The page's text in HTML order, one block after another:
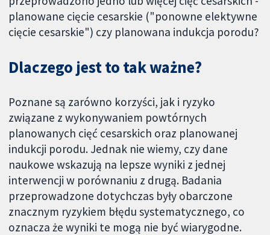
planowane cięcie cesarskie ("ponowne elektywne
cięcie cesarskie") czy planowana indukcja porodu?
Dlaczego jest to tak ważne?
Poznane są zarówno korzyści, jak i ryzyko
związane z wykonywaniem powtórnych
planowanych cięć cesarskich oraz planowanej
indukcji porodu. Jednak nie wiemy, czy dane
naukowe wskazują na lepsze wyniki z jednej
interwencji w porównaniu z drugą. Badania
przeprowadzone dotychczas były obarczone
znacznym ryzykiem błędu systematycznego, co
oznacza że wyniki te mogą nie być wiarygodne.